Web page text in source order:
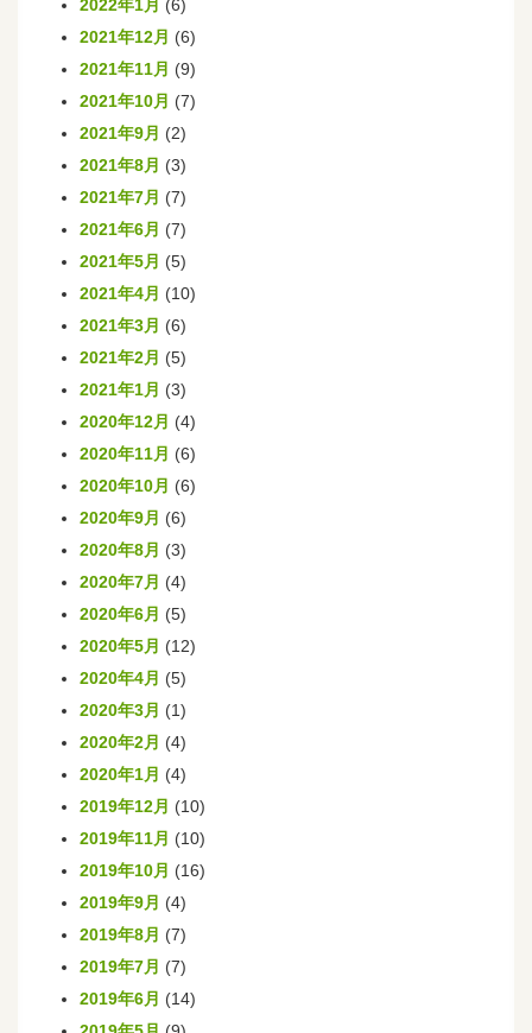
2022年1月 (6)
2021年12月 (6)
2021年11月 (9)
2021年10月 (7)
2021年9月 (2)
2021年8月 (3)
2021年7月 (7)
2021年6月 (7)
2021年5月 (5)
2021年4月 (10)
2021年3月 (6)
2021年2月 (5)
2021年1月 (3)
2020年12月 (4)
2020年11月 (6)
2020年10月 (6)
2020年9月 (6)
2020年8月 (3)
2020年7月 (4)
2020年6月 (5)
2020年5月 (12)
2020年4月 (5)
2020年3月 (1)
2020年2月 (4)
2020年1月 (4)
2019年12月 (10)
2019年11月 (10)
2019年10月 (16)
2019年9月 (4)
2019年8月 (7)
2019年7月 (7)
2019年6月 (14)